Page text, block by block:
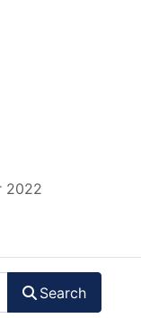
2022
Search